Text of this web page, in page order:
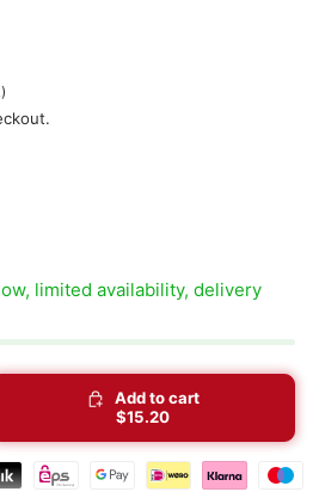
)
limited availability, delivery
Add to cart
$15.20